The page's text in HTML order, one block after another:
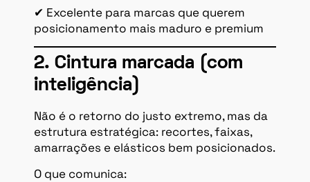
✔ Excelente para marcas que querem
posicionamento mais maduro e premium
2. Cintura marcada (com
inteligência)
Não é o retorno do justo extremo, mas da
estrutura estratégica: recortes, faixas,
amarrações e elásticos bem posicionados.
O que comunica: